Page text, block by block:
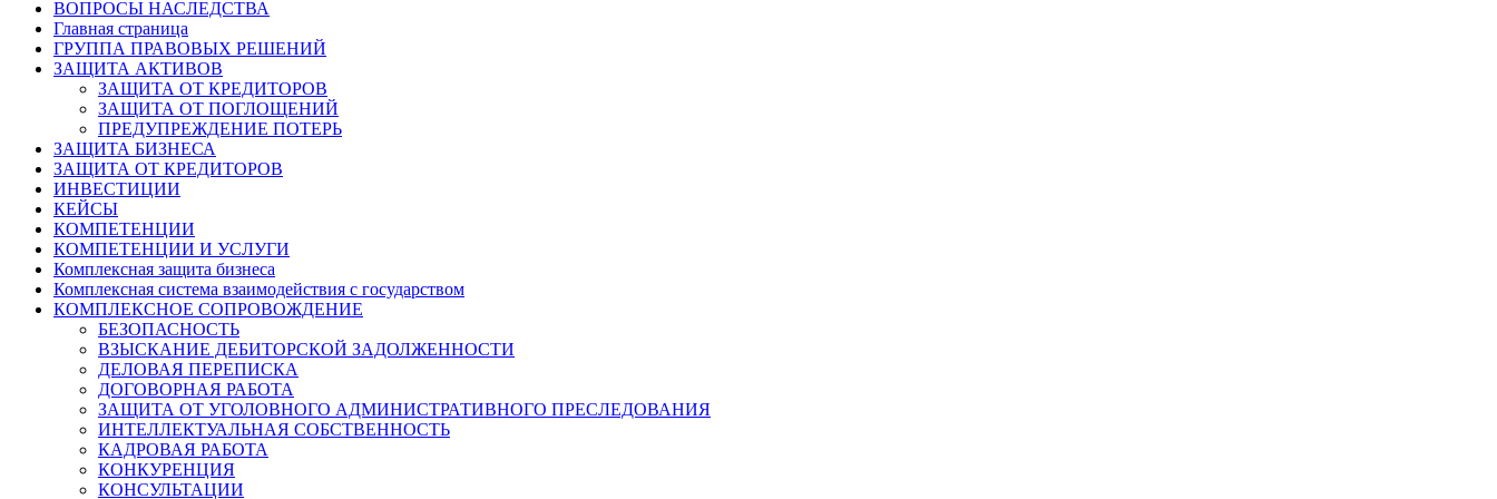
ВОПРОСЫ НАСЛЕДСТВА
Главная страница
ГРУППА ПРАВОВЫХ РЕШЕНИЙ
ЗАЩИТА АКТИВОВ
ЗАЩИТА ОТ КРЕДИТОРОВ
ЗАЩИТА ОТ ПОГЛОЩЕНИЙ
ПРЕДУПРЕЖДЕНИЕ ПОТЕРЬ
ЗАЩИТА БИЗНЕСА
ЗАЩИТА ОТ КРЕДИТОРОВ
ИНВЕСТИЦИИ
КЕЙСЫ
КОМПЕТЕНЦИИ
КОМПЕТЕНЦИИ И УСЛУГИ
Комплексная защита бизнеса
Комплексная система взаимодействия с государством
КОМПЛЕКСНОЕ СОПРОВОЖДЕНИЕ
БЕЗОПАСНОСТЬ
ВЗЫСКАНИЕ ДЕБИТОРСКОЙ ЗАДОЛЖЕННОСТИ
ДЕЛОВАЯ ПЕРЕПИСКА
ДОГОВОРНАЯ РАБОТА
ЗАЩИТА ОТ УГОЛОВНОГО АДМИНИСТРАТИВНОГО ПРЕСЛЕДОВАНИЯ
ИНТЕЛЛЕКТУАЛЬНАЯ СОБСТВЕННОСТЬ
КАДРОВАЯ РАБОТА
КОНКУРЕНЦИЯ
КОНСУЛЬТАЦИИ